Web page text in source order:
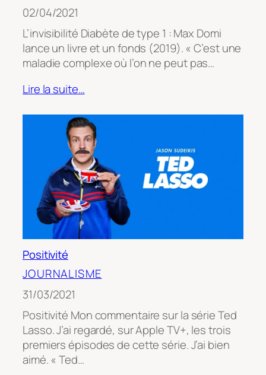
02/04/2021
L’invisibilité Diabète de type 1 : Max Domi
lance un livre et un fonds (2019). « C’est une
maladie complexe où l’on ne peut pas…
Lire la suite…
Positivité
JOURNALISME
31/03/2021
Positivité Mon commentaire sur la série Ted
Lasso. J’ai regardé, sur Apple TV+, les trois
premiers épisodes de cette série. J’ai bien
aimé. « Ted…